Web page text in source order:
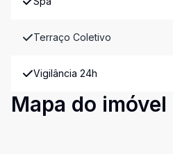
Terraço Coletivo
Vigilância 24h
Mapa do imóvel